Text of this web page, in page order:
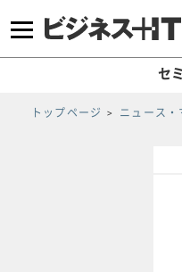
セ
トップページ ニュース・